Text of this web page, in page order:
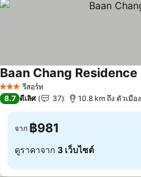
3 ดาว รีสอร์ท
Baan Chang Residence
8.7 ดีเลิศ 37 10.8 km ถึง ตัวเมือง
จาก ฿981
ดูราคาจาก 3 เว็บไซต์